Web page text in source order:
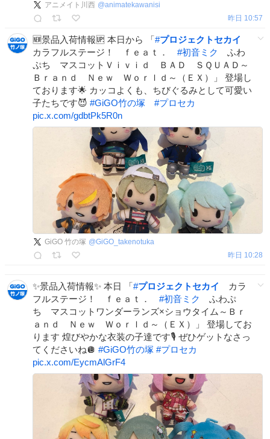
アニメイト川西 @animatekawanisi
昨日 10:57
🆕景品入荷情報🆙 本日から 「#プロジェクトセカイ
カラフルステージ！ ｆｅａｔ． #初音ミク
ふわ
ぷち マスコットＶｉｖｉｄ ＢＡＤ ＳＱＵＡＤ～
Ｂｒａｎｄ Ｎｅｗ Ｗｏｒｌｄ～（ＥＸ）」 登場し
ております🌟 カッコよくも、ちびぐるみとして可愛い
子たちです😈 #GiGO竹の塚 #プロセカ
pic.x.com/gdbtPk5R0n
GiGO 竹の塚 @GiGO_takenotuka
昨日 10:28
✨景品入荷情報✨ 本日 「#プロジェクトセカイ
カラ
フルステージ！ ｆｅａｔ． #初音ミク
ふわぷ
ち マスコットワンダーランズ×ショウタイム～Ｂｒ
ａｎｄ Ｎｅｗ Ｗｏｒｌｄ～（ＥＸ）」 登場してお
ります 煌びやかな衣装の子達です🎙️ ぜひゲットなさっ
てくださいね🪩 #GiGO竹の塚 #プロセカ
pic.x.com/EycmAlGrF4